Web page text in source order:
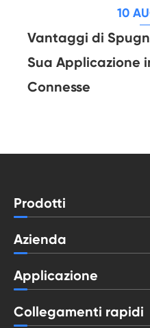
10
Vantaggi di
Sua Applicazione
Connesse
Prodotti
Azienda
Applicazione
Collegamenti rapidi